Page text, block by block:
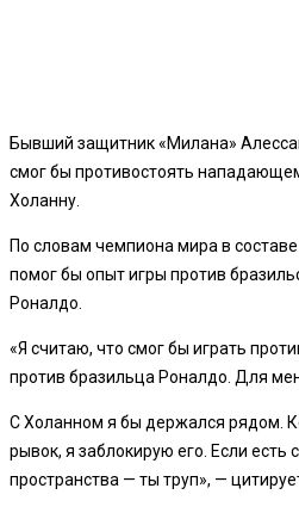
Бывший защитник «Милана»
смог бы противостоять
Холанну.
По словам чемпиона мира в
помог бы опыт игры против
Роналдо.
«Я считаю, что смог бы играть
против бразильца Роналдо. Для
С Холанном я бы держался рядом.
рывок, я заблокирую его. Если есть
пространства — ты труп», —